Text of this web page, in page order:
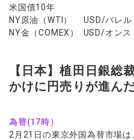
米国債10年
NY原油（WTI） USD/バ
NY金（COMEX） USD/オ
【日本】植田日銀総
かけに円売りが進ん
為替(17時）
2月21日の東京外国為替市場